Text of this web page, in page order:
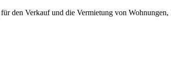
für den Verkauf und die Vermietung von Wohnungen,